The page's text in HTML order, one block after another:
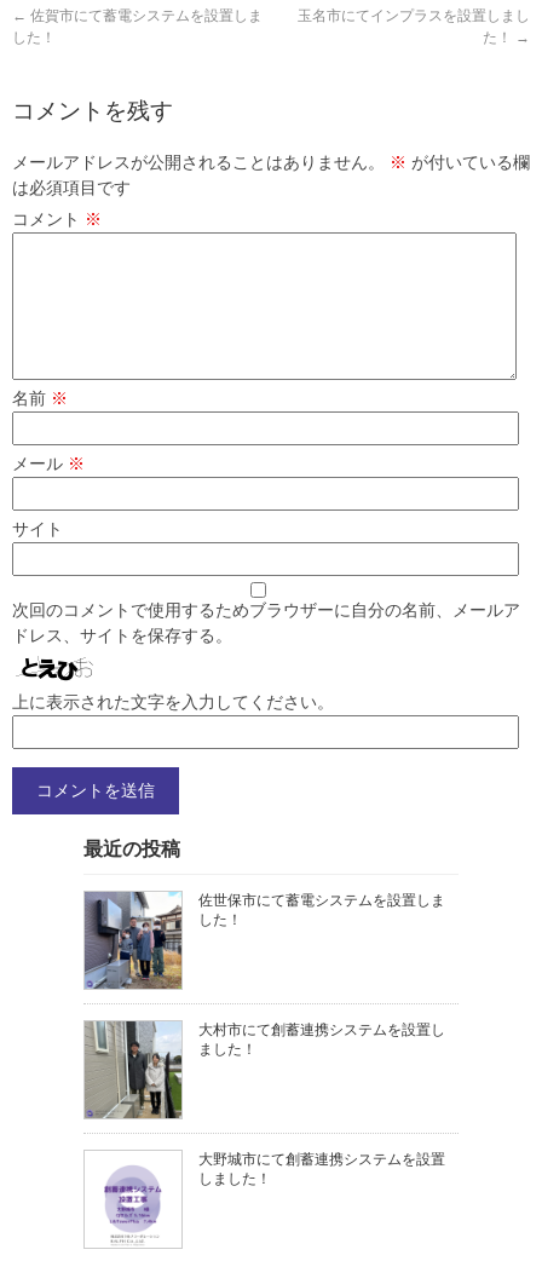
← 佐賀市にて蓄電システムを設置しま
した！
玉名市にてインプラスを設置しまし
た！
→
コメントを残す
メールアドレスが公開されることはありません。 ※ が付いている欄
は必須項目です
コメント ※
名前 ※
メール ※
サイト
次回のコメントで使用するためブラウザーに自分の名前、メールア
ドレス、サイトを保存する。
上に表示された文字を入力してください。
最近の投稿
佐世保市にて蓄電システムを設置しま
した！
大村市にて創蓄連携システムを設置し
ました！
大野城市にて創蓄連携システムを設置
しました！